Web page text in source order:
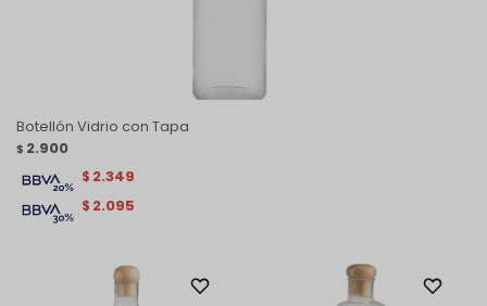
Botellón Vidrio con Tapa
$ 2.900
$ 2.095
$ 2.349